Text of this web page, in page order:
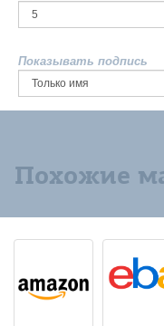
Показывать подпись
Похожие